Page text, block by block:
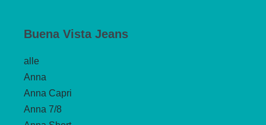
Buena Vista Jeans
alle
Anna
Anna Capri
Anna 7/8